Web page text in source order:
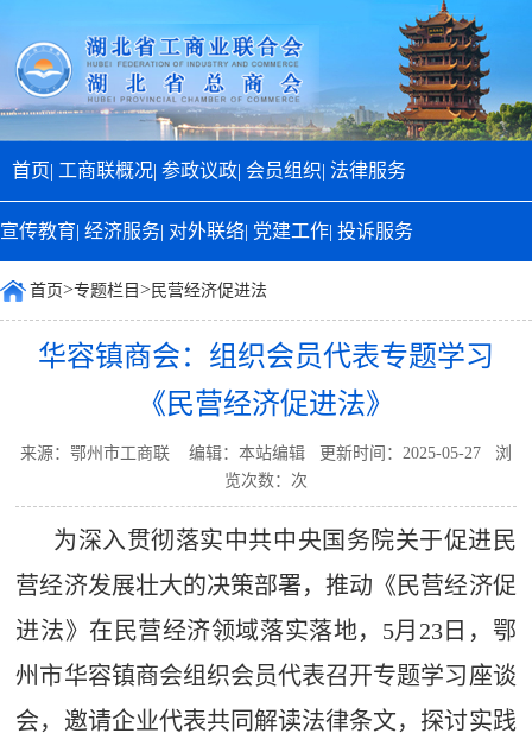
首页| 工商联概况| 参政议政| 会员组织| 法律服务
宣传教育| 经济服务| 对外联络| 党建工作| 投诉服务
首页>专题栏目 >民营经济促进法
华容镇商会：组织会员代表专题学习
《民营经济促进法》
来源：鄂州市工商联 编辑：本站编辑 更新时间：2025-05-27 浏
览次数： 次
为深入贯彻落实中共中央国务院关于促进民
营经济发展壮大的决策部署，推动《民营经济促
进法》在民营经济领域落实落地，5月23日，鄂
州市华容镇商会组织会员代表召开专题学习座谈
会，邀请企业代表共同解读法律条文，探讨实践